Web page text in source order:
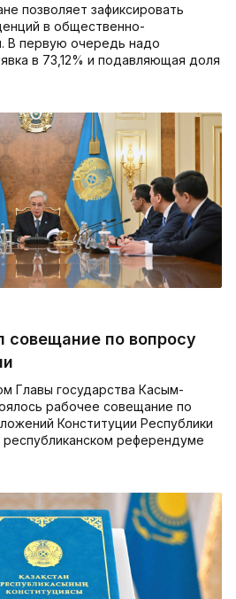
позволяет зафиксировать
в общественно-
В первую очередь надо
в 73,12% и подавляющая доля
совещание по вопросу
Главы государства Касым-
рабочее совещание по
Конституции Республики
республиканском референдуме